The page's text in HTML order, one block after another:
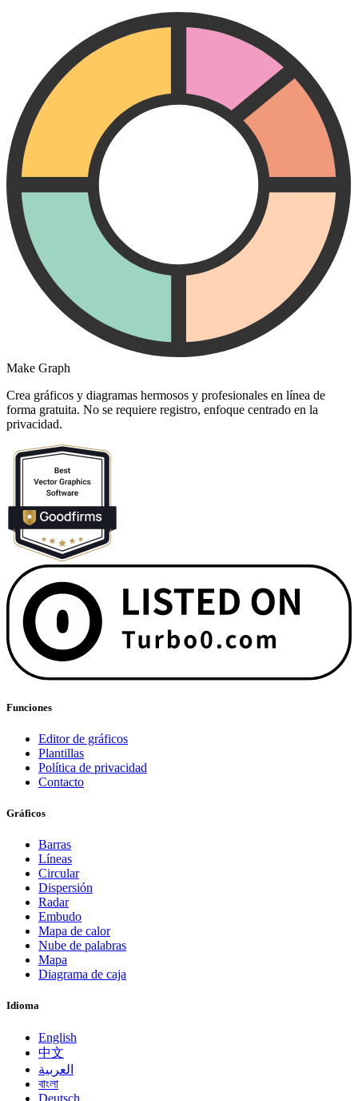
Make Graph
Crea gráficos y diagramas hermosos y profesionales en línea de
forma gratuita. No se requiere registro, enfoque centrado en la
privacidad.
Funciones
Editor de gráficos
Plantillas
Política de privacidad
Contacto
Gráficos
Barras
Líneas
Circular
Dispersión
Radar
Embudo
Mapa de calor
Nube de palabras
Mapa
Diagrama de caja
Idioma
English
中文
العربية
বাংলা
Deutsch